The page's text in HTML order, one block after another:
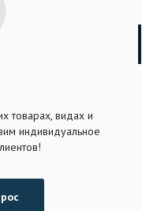
товарах, видах и
индивидуальное